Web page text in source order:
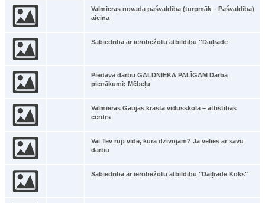
Valmieras novada pašvaldība (turpmāk – Pašvaldība)
aicina
Sabiedrība ar ierobežotu atbildību ''Daiļrade
Piedāvā darbu GALDNIEKA PALĪGAM Darba
pienākumi: Mēbeļu
Valmieras Gaujas krasta vidusskola – attīstības
centrs
Vai Tev rūp vide, kurā dzīvojam? Ja vēlies ar savu
darbu
Sabiedrība ar ierobežotu atbildību "Daiļrade Koks"